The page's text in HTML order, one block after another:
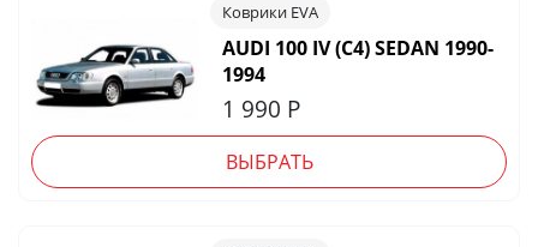
Коврики EVA
AUDI 100 IV (C4) SEDAN 1990-
1994
1 990 Р
ВЫБРАТЬ